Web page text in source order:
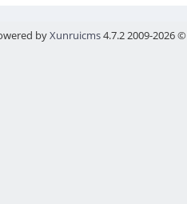
byXunruicms4.7.2 2009-2026